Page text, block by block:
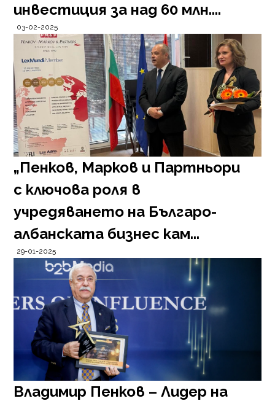
инвестиция за над 60 млн....
03-02-2025
„Пенков, Марков и Партньори
с ключова роля в
учредяването на Българо-
албанската бизнес кам...
29-01-2025
Владимир Пенков – Лидер на